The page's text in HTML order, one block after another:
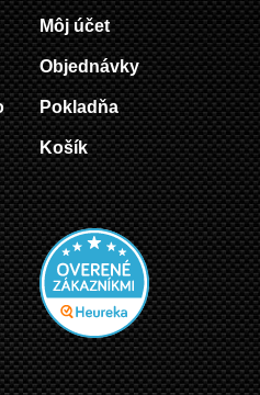
Môj účet
Objednávky
Pokladňa
Košík